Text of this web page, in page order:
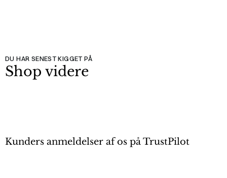
DU HAR SENEST KIGGET PÅ
Shop videre
Kunders anmeldelser af os på TrustPilot